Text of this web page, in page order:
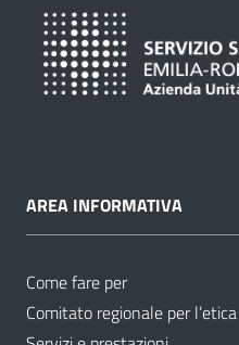
AREA INFORMATIVA
Come fare per
Comitato regionale per